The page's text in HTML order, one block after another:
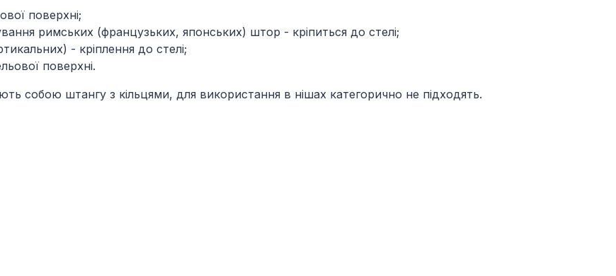
поверхні;
римських (французьких, японських) штор - кріпиться до стелі;
- кріплення до стелі;
поверхні.
собою штангу з кільцями, для використання в нішах категорично не підходять.